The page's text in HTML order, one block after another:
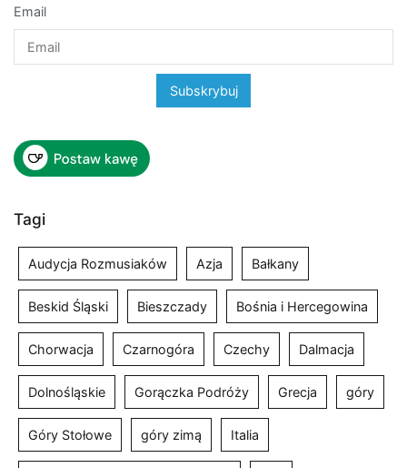
Email
Tagi
Audycja Rozmusiaków Azja Bałkany
Beskid Śląski Bieszczady Bośnia i Hercegowina
Chorwacja Czarnogóra Czechy Dalmacja
Dolnośląskie Gorączka Podróży Grecja góry
Góry Stołowe góry zimą Italia